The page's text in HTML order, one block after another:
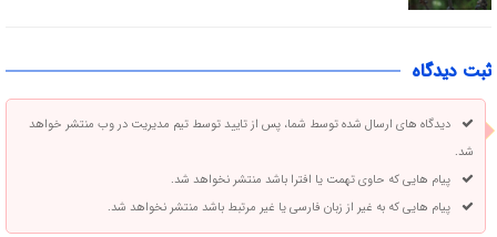
ثبت دیدگاه
دیدگاه های ارسال شده توسط شما، پس از تایید توسط تیم مدیریت در وب منتشر خواهد
شد.
پیام هایی که حاوی تهمت یا افترا باشد منتشر نخواهد شد.
پیام هایی که به غیر از زبان فارسی یا غیر مرتبط باشد منتشر نخواهد شد.